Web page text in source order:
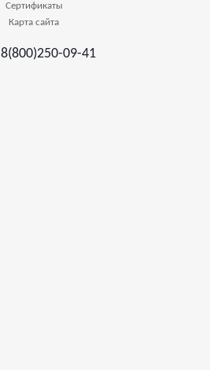
Сертификаты
Карта сайта
8(800)250-09-41